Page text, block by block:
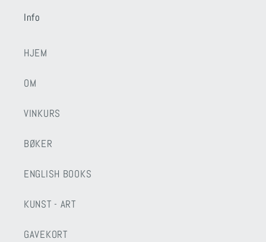
Info
HJEM
OM
VINKURS
BØKER
ENGLISH BOOKS
KUNST - ART
GAVEKORT